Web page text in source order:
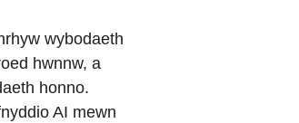
wybodaeth
hwnnw, a
honno.
AI mewn